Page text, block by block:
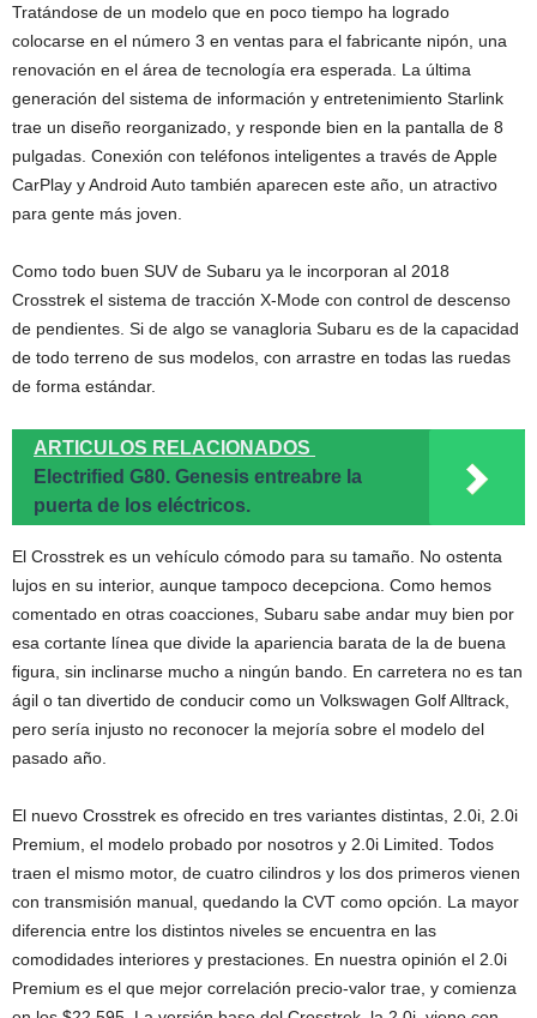
Tratándose de un modelo que en poco tiempo ha logrado
colocarse en el número 3 en ventas para el fabricante nipón, una
renovación en el área de tecnología era esperada. La última
generación del sistema de información y entretenimiento Starlink
trae un diseño reorganizado, y responde bien en la pantalla de 8
pulgadas. Conexión con teléfonos inteligentes a través de Apple
CarPlay y Android Auto también aparecen este año, un atractivo
para gente más joven.
Como todo buen SUV de Subaru ya le incorporan al 2018
Crosstrek el sistema de tracción X-Mode con control de descenso
de pendientes. Si de algo se vanagloria Subaru es de la capacidad
de todo terreno de sus modelos, con arrastre en todas las ruedas
de forma estándar.
ARTICULOS RELACIONADOS
Electrified G80. Genesis entreabre la
puerta de los eléctricos.
El Crosstrek es un vehículo cómodo para su tamaño. No ostenta
lujos en su interior, aunque tampoco decepciona. Como hemos
comentado en otras coacciones, Subaru sabe andar muy bien por
esa cortante línea que divide la apariencia barata de la de buena
figura, sin inclinarse mucho a ningún bando. En carretera no es tan
ágil o tan divertido de conducir como un Volkswagen Golf Alltrack,
pero sería injusto no reconocer la mejoría sobre el modelo del
pasado año.
El nuevo Crosstrek es ofrecido en tres variantes distintas, 2.0i, 2.0i
Premium, el modelo probado por nosotros y 2.0i Limited. Todos
traen el mismo motor, de cuatro cilindros y los dos primeros vienen
con transmisión manual, quedando la CVT como opción. La mayor
diferencia entre los distintos niveles se encuentra en las
comodidades interiores y prestaciones. En nuestra opinión el 2.0i
Premium es el que mejor correlación precio-valor trae, y comienza